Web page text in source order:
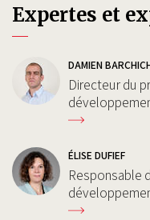
Expertes et
DAMIEN
Directeur du
ÉLISE DUFIEF
Responsable